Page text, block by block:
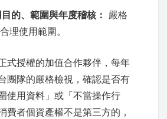
的、範圍與年度稽核： 嚴格
理使用範圍。
式授權的加值合作夥伴，每年
團隊的嚴格檢視，確認是否有
使用資料」或「不當操作行
費者個資產權不是第三方的，